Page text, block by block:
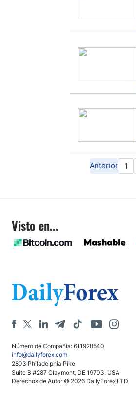
Anterior 1
Visto en...
Número de Compañía: 611928540
info@dailyforex.com
2803 Philadelphia Pike
Suite B #287 Claymont, DE 19703, USA
Derechos de Autor © 2026 DailyForex LTD